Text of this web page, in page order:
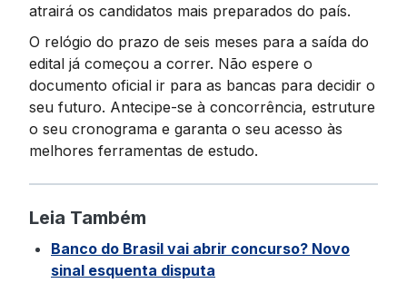
atrairá os candidatos mais preparados do país.
O relógio do prazo de seis meses para a saída do
edital já começou a correr. Não espere o
documento oficial ir para as bancas para decidir o
seu futuro. Antecipe-se à concorrência, estruture
o seu cronograma e garanta o seu acesso às
melhores ferramentas de estudo.
Leia Também
Banco do Brasil vai abrir concurso? Novo
sinal esquenta disputa